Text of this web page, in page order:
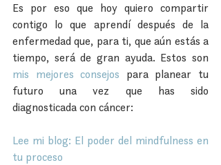
Es por eso que hoy quiero compartir
contigo lo que aprendí después de la
enfermedad que, para ti, que aún estás a
mis mejores consejos para planear tu
futuro una vez que has sido
diagnosticada con cáncer:
Lee mi blog: El poder del mindfulness en
tu proceso